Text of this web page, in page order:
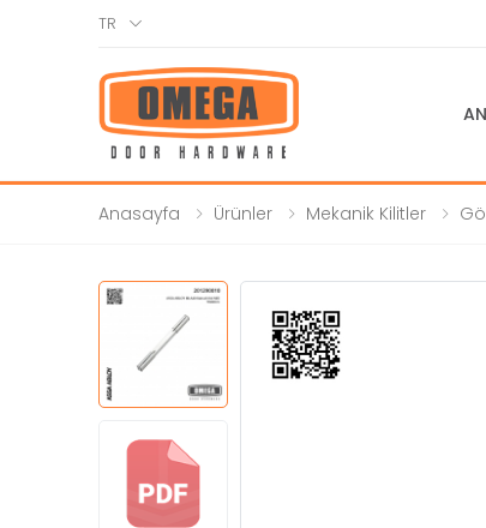
TR
Anasayfa Ürünler Mekanik Kilitler